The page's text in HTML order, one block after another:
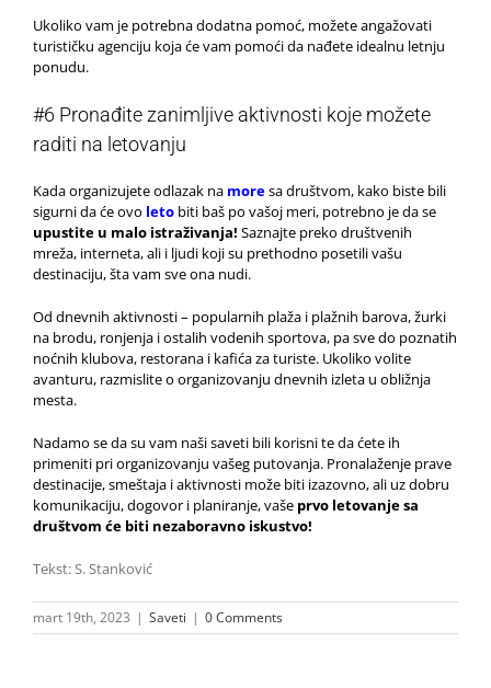
Ukoliko vam je potrebna dodatna pomoć, možete angažovati
turističku agenciju koja će vam pomoći da nađete idealnu letnju
ponudu.
#6 Pronađite zanimljive aktivnosti koje možete
raditi na letovanju
Kada organizujete odlazak na moresa društvom, kako biste bili
sigurni da će ovo leto biti baš po vašoj meri, potrebno je da se
upustite u malo istraživanja! Saznajte preko društvenih
mreža, interneta, ali i ljudi koji su prethodno posetili vašu
destinaciju, šta vam sve ona nudi.
Od dnevnih aktivnosti – popularnih plaža i plažnih barova, žurki
na brodu, ronjenja i ostalih vodenih sportova, pa sve do poznatih
noćnih klubova, restorana i kafića za turiste. Ukoliko volite
avanturu, razmislite o organizovanju dnevnih izleta u obližnja
mesta.
Nadamo se da su vam naši saveti bili korisni te da ćete ih
primeniti pri organizovanju vašeg putovanja. Pronalaženje prave
destinacije, smeštaja i aktivnosti može biti izazovno, ali uz dobru
komunikaciju, dogovor i planiranje, vaše prvo letovanje sa
društvom će biti nezaboravno iskustvo!
Tekst: S. Stanković
mart 19th, 2023 | Saveti | 0 Comments